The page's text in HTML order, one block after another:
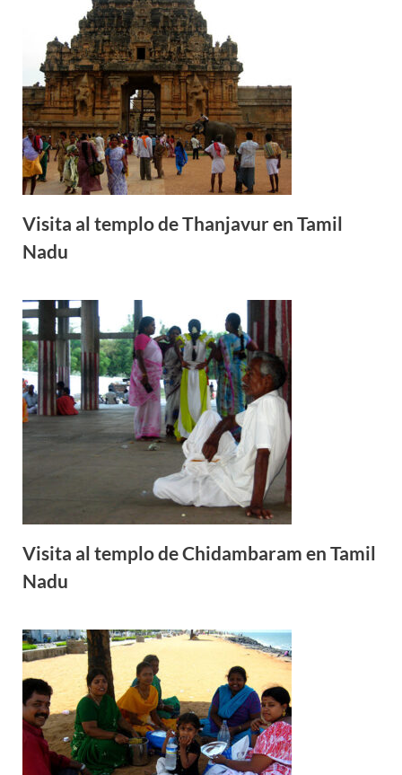
Visita al templo de Thanjavur en Tamil
Nadu
Visita al templo de Chidambaram en Tamil
Nadu